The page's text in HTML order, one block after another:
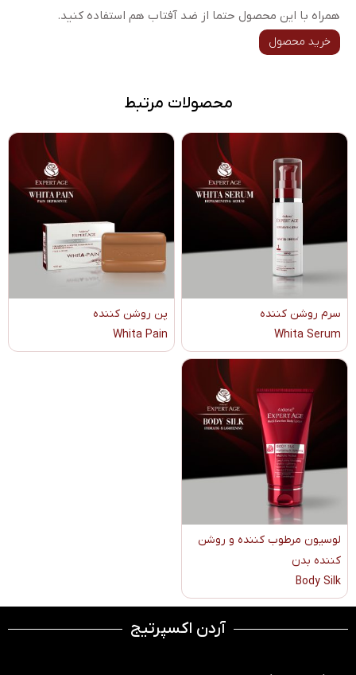
همراه با این محصول حتما از ضد آفتاب هم استفاده کنید.
خرید محصول
محصولات مرتبط
سرم روشن کننده
Whita Serum
پن روشن کننده
Whita Pain
لوسیون مرطوب کننده و روشن
کننده بدن
Body Silk
آردن اکسپرتیج